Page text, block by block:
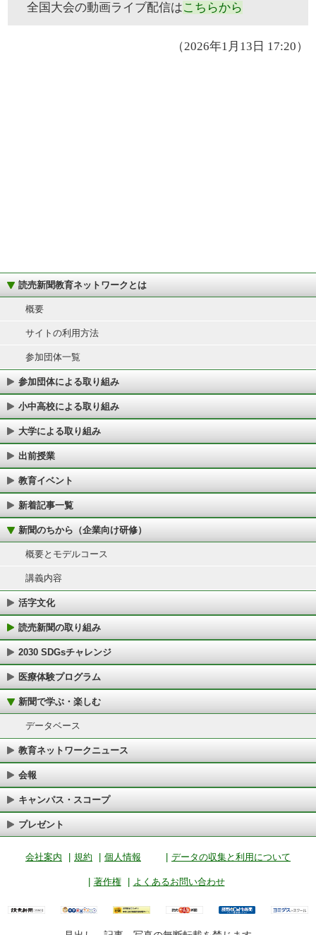
全国大会の動画ライブ配信はこちらから
（2026年1月13日 17:20）
読売新聞教育ネットワークとは
概要
サイトの利用方法
参加団体一覧
参加団体による取り組み
小中高校による取り組み
大学による取り組み
出前授業
教育イベント
新着記事一覧
新聞のちから（企業向け研修）
概要とモデルコース
講義内容
活字文化
読売新聞の取り組み
2030 SDGsチャレンジ
医療体験プログラム
新聞で学ぶ・楽しむ
データベース
教育ネットワークニュース
会報
キャンパス・スコープ
プレゼント
会社案内 規約 個人情報 データの収集と利用について
著作権 よくあるお問い合わせ